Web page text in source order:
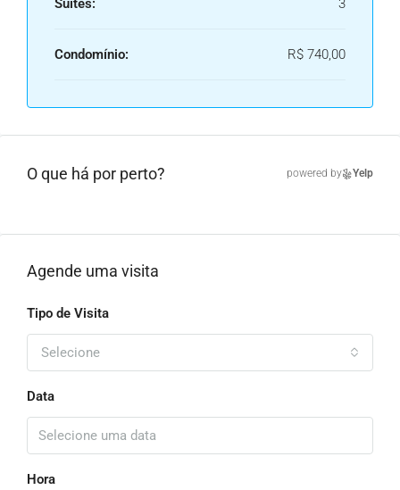
Suítes: 3
Condomínio: R$ 740,00
O que há por perto? powered by Yelp
Agende uma visita
Tipo de Visita
Selecione
Data
Hora